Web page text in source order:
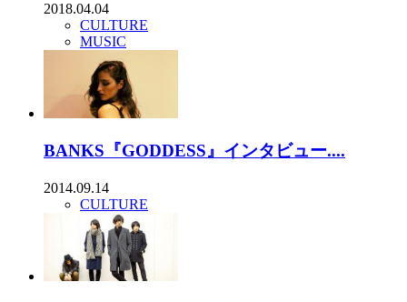
2018.04.04
CULTURE
MUSIC
BANKS『GODDESS』インタビュー....
2014.09.14
CULTURE